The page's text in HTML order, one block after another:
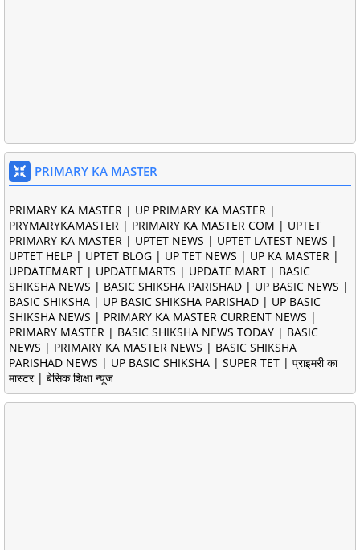
PRIMARY KA MASTER
PRIMARY KA MASTER | UP PRIMARY KA MASTER |
PRYMARYKAMASTER | PRIMARY KA MASTER COM | UPTET
PRIMARY KA MASTER | UPTET NEWS | UPTET LATEST NEWS |
UPTET HELP | UPTET BLOG | UP TET NEWS | UP KA MASTER |
UPDATEMART | UPDATEMARTS | UPDATE MART | BASIC
SHIKSHA NEWS | BASIC SHIKSHA PARISHAD | UP BASIC NEWS |
BASIC SHIKSHA | UP BASIC SHIKSHA PARISHAD | UP BASIC
SHIKSHA NEWS | PRIMARY KA MASTER CURRENT NEWS |
PRIMARY MASTER | BASIC SHIKSHA NEWS TODAY | BASIC
NEWS | PRIMARY KA MASTER NEWS | BASIC SHIKSHA
PARISHAD NEWS | UP BASIC SHIKSHA | SUPER TET | प्राइमरी का
मास्टर | बेसिक शिक्षा न्यूज